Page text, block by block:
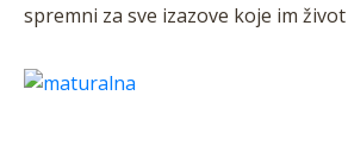
spremni za sve izazove koje im